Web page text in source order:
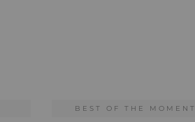
BEST OF THE MOMENT